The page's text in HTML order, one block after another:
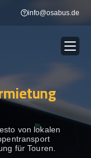
info@osabus.de
Show dropdown
Show dropdown
von lokalen
für Touren.